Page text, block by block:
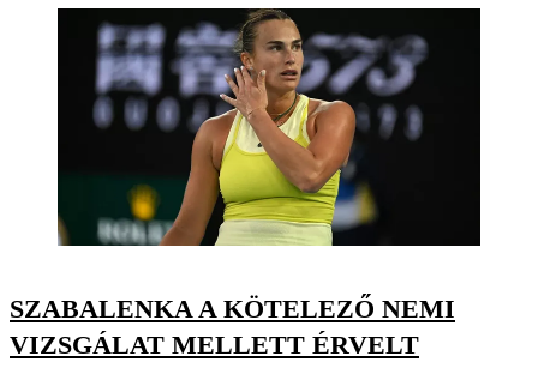
SZABALENKA A KÖTELEZŐ NEMI
VIZSGÁLAT MELLETT ÉRVELT